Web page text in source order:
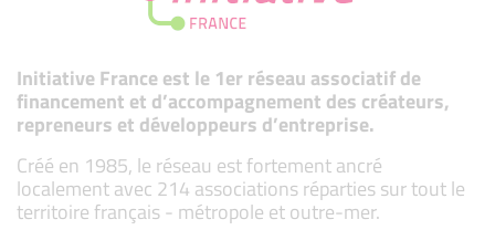
Initiative France est le 1er réseau associatif de
financement et d’accompagnement des créateurs,
repreneurs et développeurs d’entreprise.
Créé en 1985, le réseau est fortement ancré
localement avec 214 associations réparties sur tout le
territoire français - métropole et outre-mer.